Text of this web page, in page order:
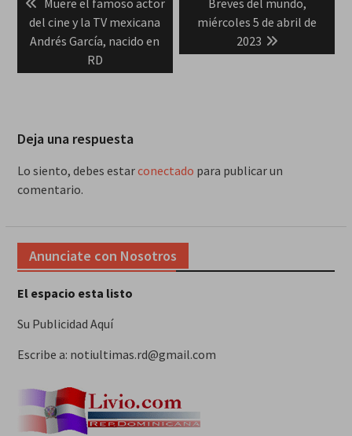
de
entradas
post:
Muere el famoso actor
del cine y la TV mexicana
Andrés García, nacido en
RD
post:
Breves del mundo,
miércoles 5 de abril de
2023
Deja una respuesta
Lo siento, debes estarconectado para publicar un
comentario.
Anunciate con Nosotros
El espacio esta listo
Su Publicidad Aquí
Escribe a: notiultimas.rd@gmail.com